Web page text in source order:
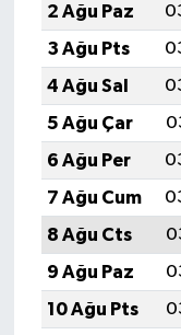
2 Ağu Paz
3 Ağu Pts
4 Ağu Sal
5 Ağu Çar
6 Ağu Per
7 Ağu Cum
8 Ağu Cts
9 Ağu Paz
10 Ağu Pts